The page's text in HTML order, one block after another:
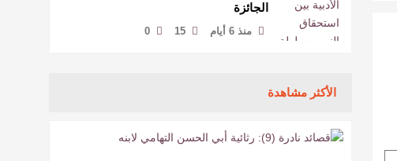
الجائزة
منذ 6 أيام 15
0
الأكثر مشاهدة